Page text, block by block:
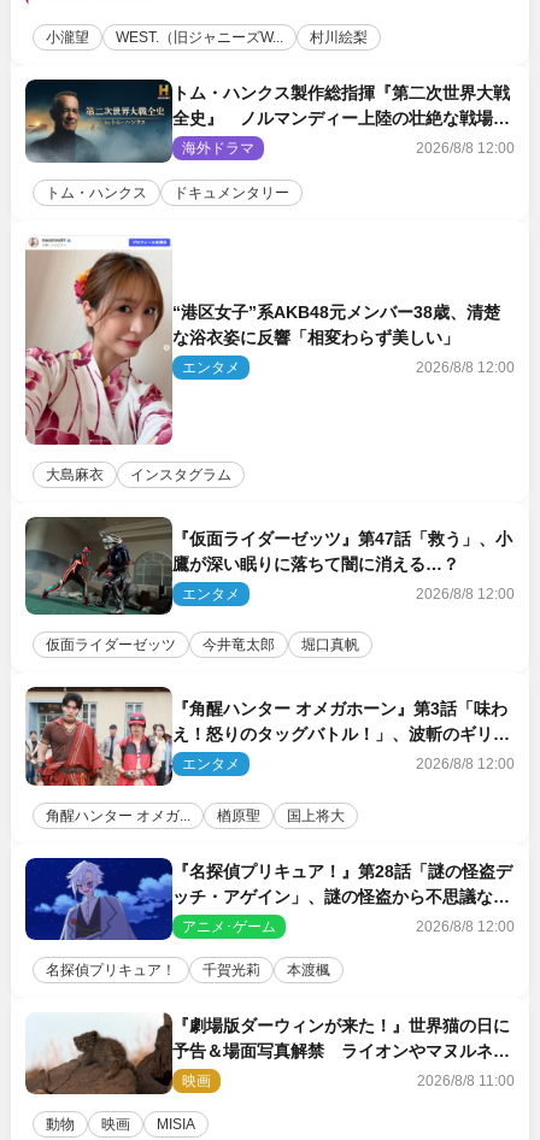
小瀧望 WEST.（旧ジャニーズW... 村川絵梨
トム・ハンクス製作総指揮『第二次世界大戦
全史』 ノルマンディー上陸の壮絶な戦場を
収めた特別映像解禁
海外ドラマ 2026/8/8 12:00
トム・ハンクス ドキュメンタリー
“港区女子”系AKB48元メンバー38歳、清楚
な浴衣姿に反響「相変わらず美しい」
エンタメ 2026/8/8 12:00
大島麻衣 インスタグラム
『仮面ライダーゼッツ』第47話「救う」、小
鷹が深い眠りに落ちて闇に消える…？
エンタメ 2026/8/8 12:00
仮面ライダーゼッツ 今井竜太郎 堀口真帆
『角醒ハンター オメガホーン』第3話「味わ
え！怒りのタッグバトル！」、波斬のギリコ
がハンターバトルを挑んできた！
エンタメ 2026/8/8 12:00
角醒ハンター オメガ... 楢原聖 国上将大
『名探偵プリキュア！』第28話「謎の怪盗デ
ッチ・アゲイン」、謎の怪盗から不思議な予
告状が届く
アニメ･ゲーム 2026/8/8 12:00
名探偵プリキュア！ 千賀光莉 本渡楓
『劇場版ダーウィンが来た！』世界猫の日に
予告＆場面写真解禁 ライオンやマヌルネコ
の赤ちゃんが大集合
映画 2026/8/8 11:00
動物 映画 MISIA